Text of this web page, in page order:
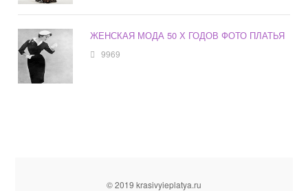
ЖЕНСКАЯ МОДА 50 Х ГОДОВ ФОТО ПЛАТЬЯ
9969
© 2019 krasivyieplatya.ru